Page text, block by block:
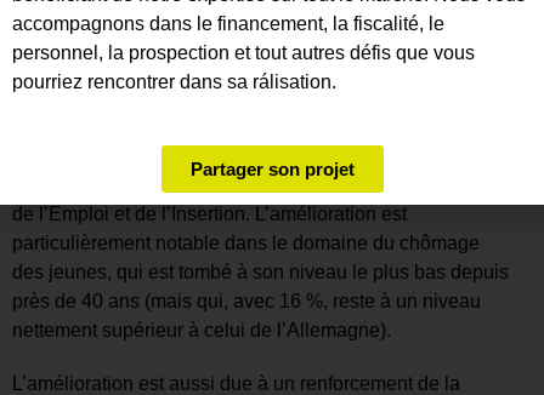
Dans ce contexte, l’évolution du marché du travail est tout
à fait remarquable. Malgré la pandémie, le chômage a
baissé de 9,6 % à 7 % par rapport au début du
quinquennat. Le taux d’emploi est passé de 71 % à 74 %
début 2022), selon les données du Ministère du Travail,
de l’Emploi et de l’Insertion. L’amélioration est
particulièrement notable dans le domaine du chômage
des jeunes, qui est tombé à son niveau le plus bas depuis
près de 40 ans (mais qui, avec 16 %, reste à un niveau
nettement supérieur à celui de l’Allemagne).
L’amélioration est aussi due à un renforcement de la
accompagnons dans le financement, la fiscalité, le
personnel, la prospection et tout autres défis que vous
pourriez rencontrer dans sa rálisation.
Partager son projet